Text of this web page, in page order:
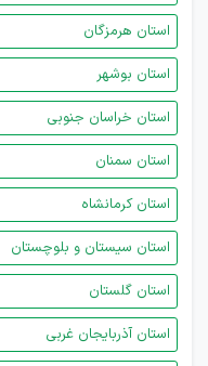
استان هرمزگان
استان بوشهر
استان خراسان جنوبی
استان سمنان
استان کرمانشاه
استان سیستان و بلوچستان
استان گلستان
استان آذربایجان غربی